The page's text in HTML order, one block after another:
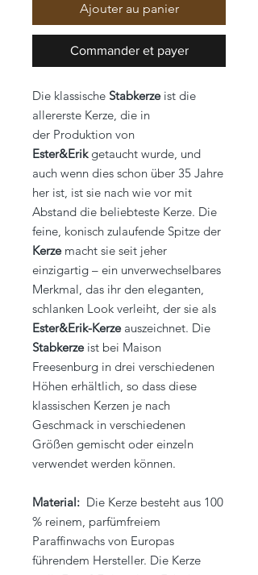
Ajouter au panier
Commander et payer
Die klassische Stabkerzeist die
allererste Kerze, die in
der Produktion von
Ester&Erikgetaucht wurde, und
auch wenn dies schon über 35 Jahre
her ist, ist sie nach wie vor mit
Abstand die beliebteste Kerze. Die
feine, konisch zulaufende Spitze der
Kerzemacht sie seit jeher
einzigartig – ein unverwechselbares
Merkmal, das ihr den eleganten,
schlanken Look verleiht, der sie als
Ester&Erik-Kerzeauszeichnet. Die
Stabkerzeist bei Maison
Freesenburg in drei verschiedenen
Höhen erhältlich, so dass diese
klassischen Kerzen je nach
Geschmack in verschiedenen
Größen gemischt oder einzeln
verwendet werden können.
Material: Die Kerze besteht aus 100
% reinem, parfümfreiem
Paraffinwachs von Europas
führendem Hersteller. Die Kerze